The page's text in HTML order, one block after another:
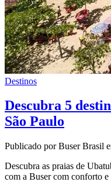
Destinos
Descubra 5
São Paulo
Publicado por Buser Brasil
Descubra as praias de
com a Buser com conforto